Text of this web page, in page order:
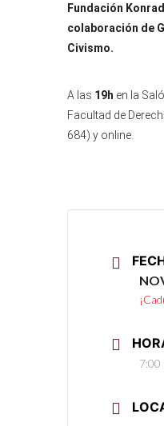
Fundación
colaboración de
Civismo.
A las 19h en la
Facultad de
684) y online.
7:00